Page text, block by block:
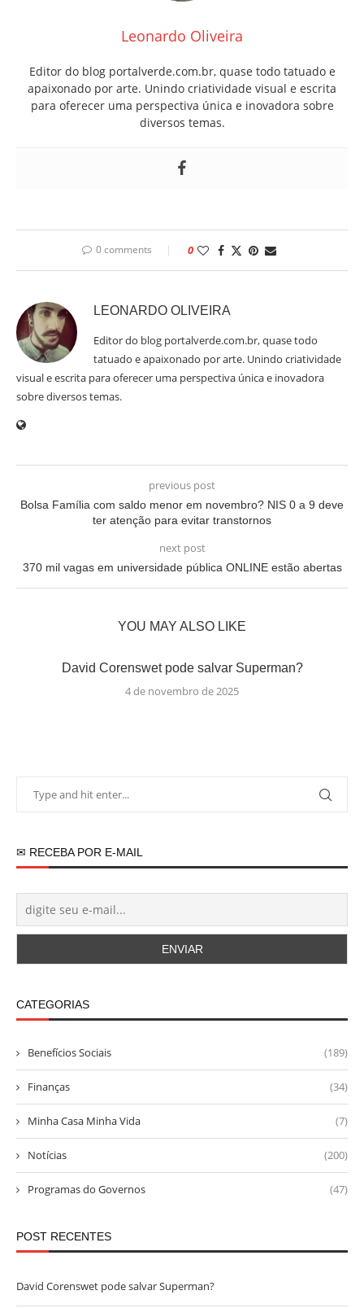
Leonardo Oliveira
Editor do blog portalverde.com.br, quase todo tatuado e
apaixonado por arte. Unindo criatividade visual e escrita
para oferecer uma perspectiva única e inovadora sobre
diversos temas.
0 comments 0
LEONARDO OLIVEIRA
Editor do blog portalverde.com.br, quase todo
tatuado e apaixonado por arte. Unindo criatividade
visual e escrita para oferecer uma perspectiva única e inovadora
sobre diversos temas.
previous post
Bolsa Família com saldo menor em novembro? NIS 0 a 9 deve
ter atenção para evitar transtornos
next post
370 mil vagas em universidade pública ONLINE estão abertas
YOU MAY ALSO LIKE
David Corenswet pode salvar Superman?
4 de novembro de 2025
✉ RECEBA POR E-MAIL
CATEGORIAS
Benefícios Sociais (189)
Finanças (34)
Minha Casa Minha Vida (7)
Notícias (200)
Programas do Governos (47)
POST RECENTES
David Corenswet pode salvar Superman?